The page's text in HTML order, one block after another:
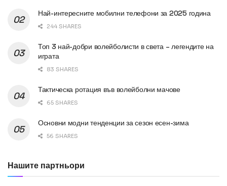
Най-интересните мобилни телефони за 2025 година
244 SHARES
Топ 3 най-добри волейболисти в света – легендите на
играта
83 SHARES
Тактическа ротация във волейболни мачове
65 SHARES
Основни модни тенденции за сезон есен-зима
56 SHARES
Нашите партньори